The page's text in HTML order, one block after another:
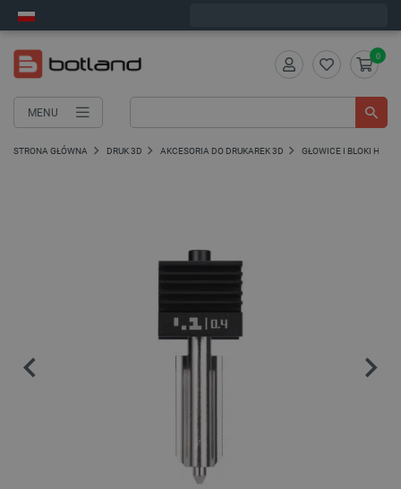
MENU
0
STRONA GŁÓWNA DRUK 3D AKCESORIA DO DRUKAREK 3D GŁOWICE I BLOKI